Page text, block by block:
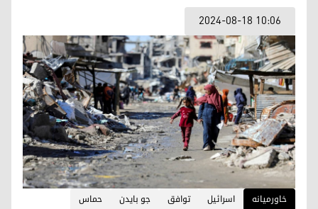
2024-08-18 10:06
خاورمیانه اسرائیل توافق جو بایدن حماس